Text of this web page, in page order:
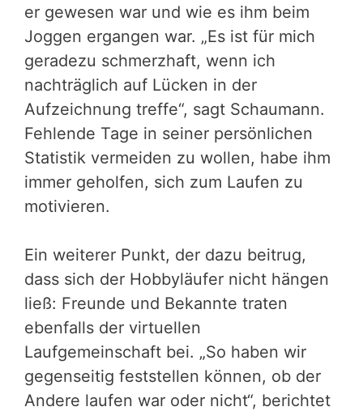
er gewesen war und wie es ihm beim
Joggen ergangen war. „Es ist für mich
geradezu schmerzhaft, wenn ich
nachträglich auf Lücken in der
Aufzeichnung treffe“, sagt Schaumann.
Fehlende Tage in seiner persönlichen
Statistik vermeiden zu wollen, habe ihm
immer geholfen, sich zum Laufen zu
motivieren.
Ein weiterer Punkt, der dazu beitrug,
dass sich der Hobbyläufer nicht hängen
ließ: Freunde und Bekannte traten
ebenfalls der virtuellen
Laufgemeinschaft bei. „So haben wir
gegenseitig feststellen können, ob der
Andere laufen war oder nicht“, berichtet